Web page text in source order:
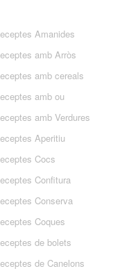
Amanides
amb Arròs
amb cereals
amb ou
amb Verdures
Aperitiu
Cocs
Confitura
Conserva
Coques
de bolets
de Canelons